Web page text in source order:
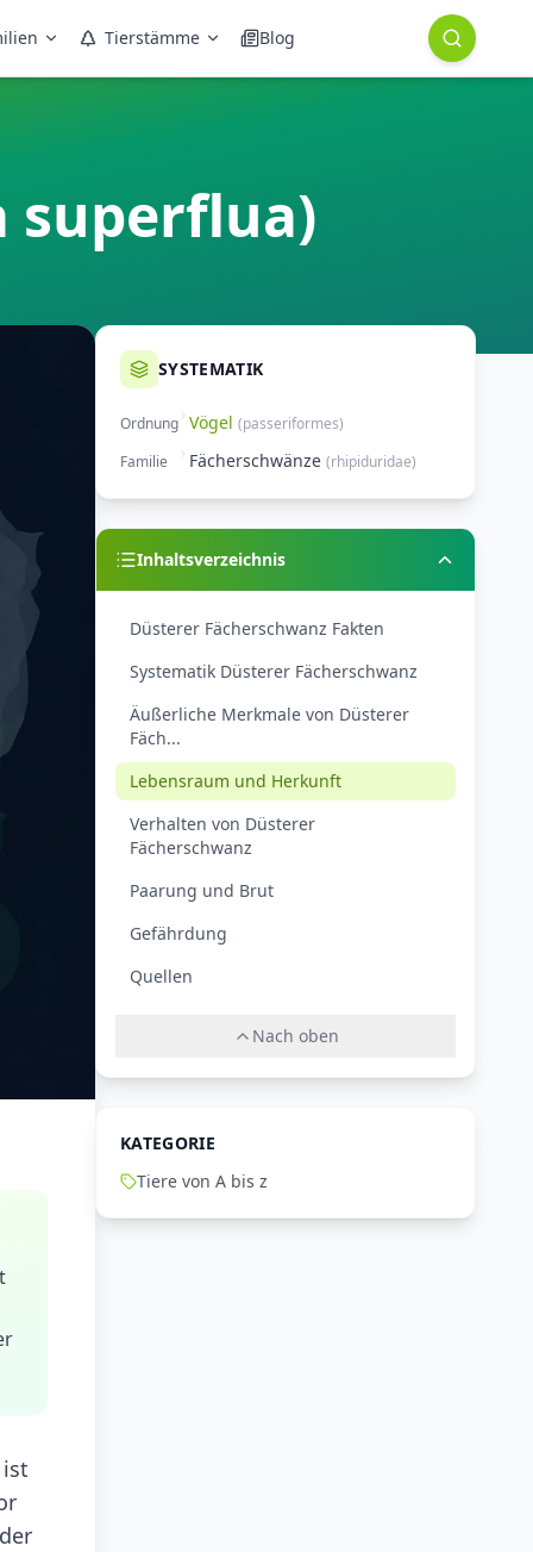
Tierstämme Blog
superflua)
SYSTEMATIK
Ordnung Vögel (passeriformes)
Familie
Fächerschwänze (rhipiduridae)
Inhaltsverzeichnis
Düsterer Fächerschwanz Fakten
Systematik Düsterer Fächerschwanz
Äußerliche Merkmale von Düsterer
Fäch...
Lebensraum und Herkunft
Verhalten von Düsterer
Fächerschwanz
Paarung und Brut
Gefährdung
Quellen
Nach oben
KATEGORIE
Tiere von A bis z